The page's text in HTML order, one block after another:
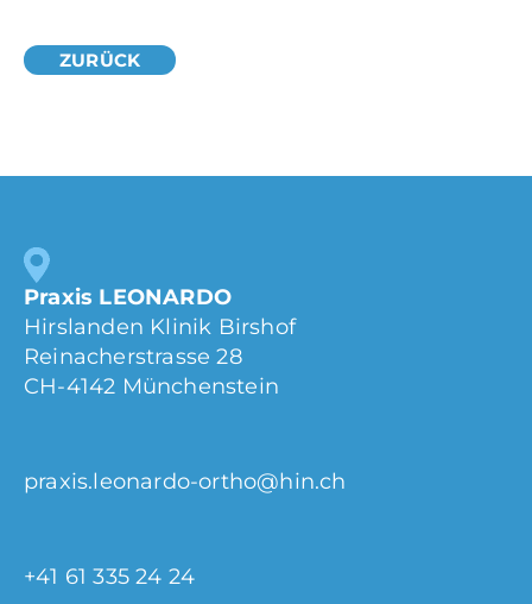
Praxis LEONARDO
Hirslanden Klinik Birshof
Reinacherstrasse 28
CH-4142 Münchenstein
praxis.leonardo-ortho@hin.ch
+41 61 335 24 24